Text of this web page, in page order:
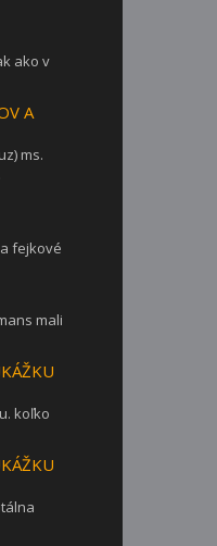
ako v
A
ms.
fejkové
mali
koľko